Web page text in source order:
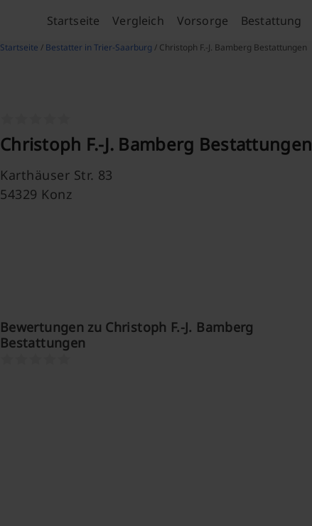
Startseite Vergleich Vorsorge Bestattung
Startseite / Bestatter in Trier-Saarburg / Christoph F.-J. Bamberg Bestattungen
Christoph F.-J. Bamberg Bestattungen
Karthäuser Str. 83
54329 Konz
Bewertungen zu Christoph F.-J. Bamberg
Bestattungen